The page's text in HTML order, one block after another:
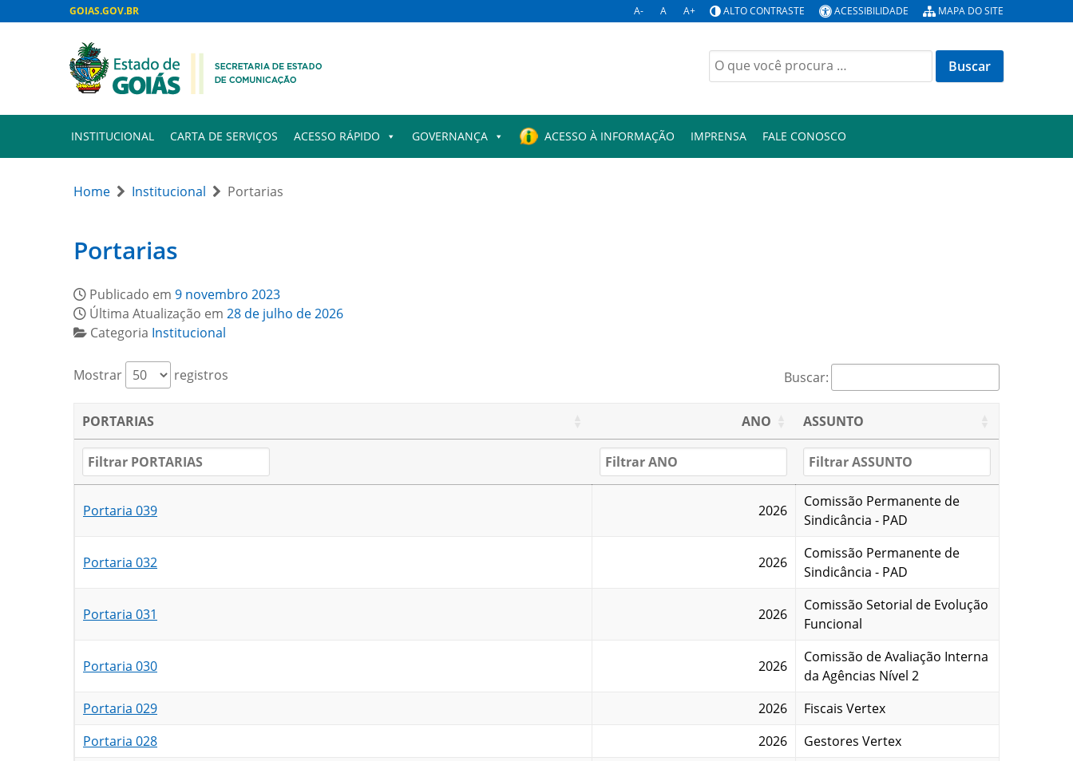
GOIAS.GOV.BR A- A A+ ALTO CONTRASTE ACESSIBILIDADE MAPA DO SITE
Buscar
por:
INSTITUCIONAL CARTA DE SERVIÇOS ACESSO RÁPIDO GOVERNANÇA ACESSO À INFORMAÇÃO IMPRENSA FALE CONOSCO
Home Institucional Portarias
Portarias
Publicado em 9 novembro 2023
Última Atualização em 28 de julho de 2026
Categoria Institucional
Mostrar registros Buscar:
PORTARIAS ANO ASSUNTO
Portaria 039 2026
Comissão Permanente de
Sindicância - PAD
Portaria 032 2026
Comissão Permanente de
Sindicância - PAD
Portaria 031 2026
Comissão Setorial de Evolução
Funcional
Portaria 030 2026
Comissão de Avaliação Interna
da Agências Nível 2
Portaria 029
2026
Fiscais Vertex
Portaria 028
2026 Gestores Vertex